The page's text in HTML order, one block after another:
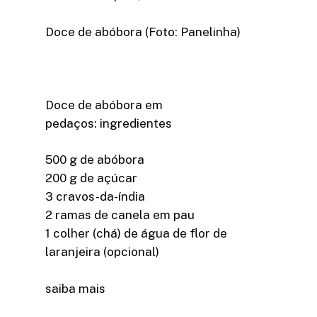
Doce de abóbora (Foto: Panelinha)
Doce de abóbora em
pedaços: ingredientes
500 g de abóbora
200 g de açúcar
3 cravos-da-índia
2 ramas de canela em pau
1 colher (chá) de água de flor de
laranjeira (opcional)
saiba mais